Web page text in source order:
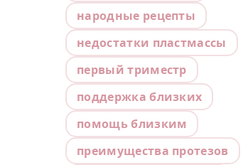
народные рецепты
недостатки пластмассы
первый триместр
поддержка близких
помощь близким
преимущества протезов